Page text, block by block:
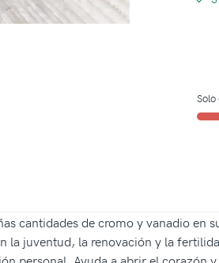
cantidades de cromo y vanadio
la juventud, la renovación y la